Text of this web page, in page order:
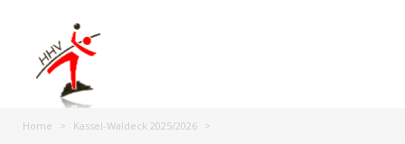
Home > Kassel-Waldeck 2025/2026 >